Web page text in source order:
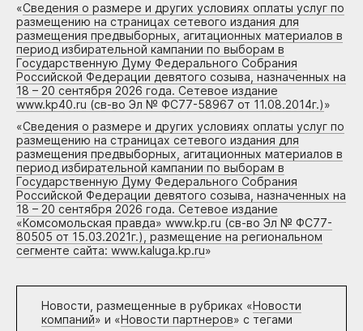
«Сведения о размере и других условиях оплаты услуг по
размещению на страницах сетевого издания для
размещения предвыборных, агитационных материалов в
период избирательной кампании по выборам в
Государственную Думу Федерального Собрания
Российской Федерации девятого созыва, назначенных на
18 – 20 сентября 2026 года. Сетевое издание
www.kp40.ru (св-во Эл № ФС77-58967 от 11.08.2014г.)»
«Сведения о размере и других условиях оплаты услуг по
размещению на страницах сетевого издания для
размещения предвыборных, агитационных материалов в
период избирательной кампании по выборам в
Государственную Думу Федерального Собрания
Российской Федерации девятого созыва, назначенных на
18 – 20 сентября 2026 года. Сетевое издание
«Комсомольская правда» www.kp.ru (св-во Эл № ФС77-
80505 от 15.03.2021г.), размещение на региональном
сегменте сайта: www.kaluga.kp.ru»
Новости, размещенные в рубриках «Новости
компаний» и «Новости партнеров» с тегами